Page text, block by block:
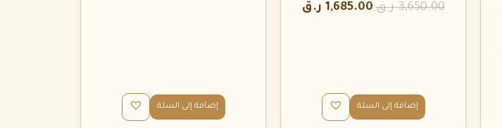
3,650.00 ر.ق 1,685.00 ر.ق
إضافة إلى السلة إضافة إلى السلة